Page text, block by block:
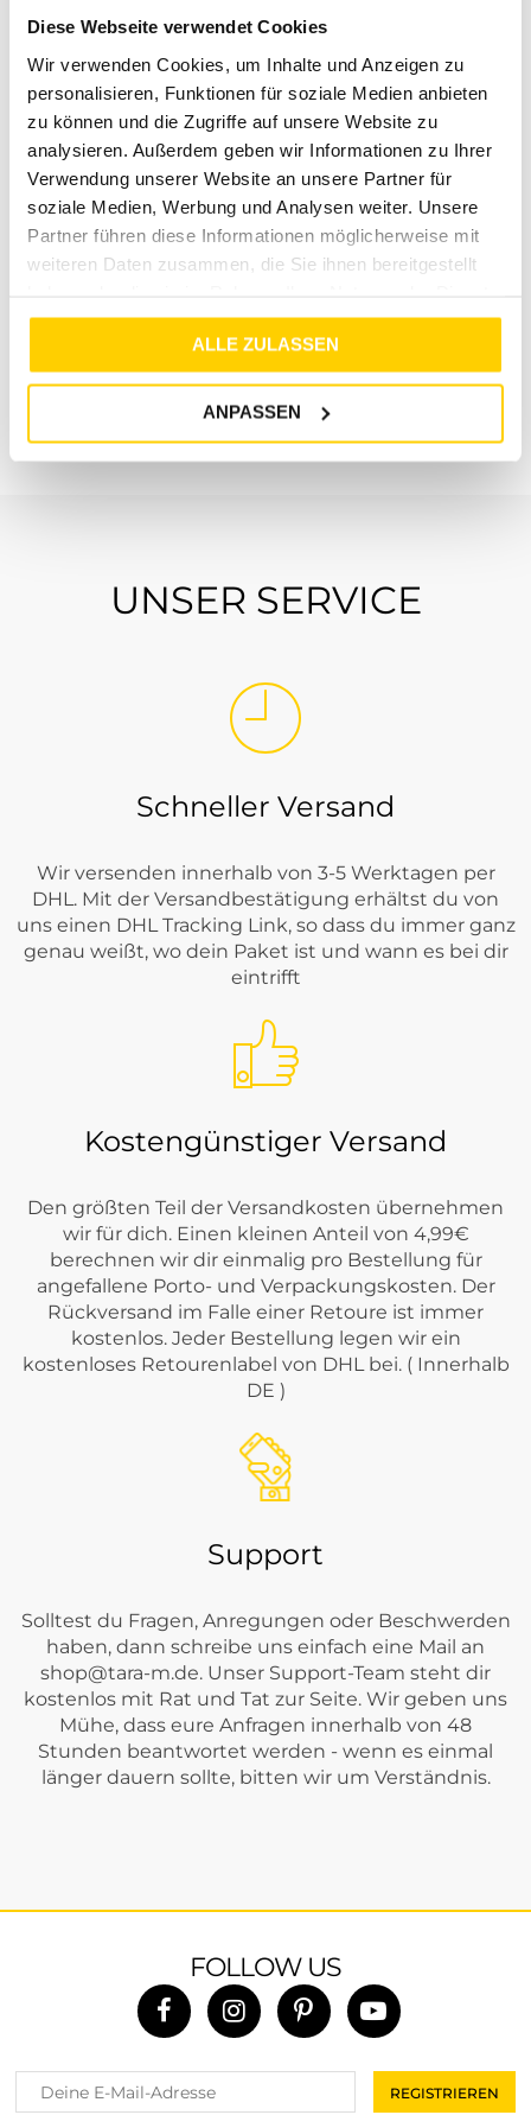
Diese Webseite verwendet Cookies
Wir verwenden Cookies, um Inhalte und Anzeigen zu
personalisieren, Funktionen für soziale Medien anbieten
zu können und die Zugriffe auf unsere Website zu
analysieren. Außerdem geben wir Informationen zu Ihrer
Verwendung unserer Website an unsere Partner für
soziale Medien, Werbung und Analysen weiter. Unsere
Partner führen diese Informationen möglicherweise mit
weiteren Daten zusammen, die Sie ihnen bereitgestellt
gesammelt haben.
ALLE ZULASSEN
ANPASSEN
25%
15203946 WALNUT
99
19%
ONLCALY LIFE HW PB WIDE CROP PNT NOOS BLACK 1
€
UNSER SERVICE
Schneller Versand
Wir versenden innerhalb von 3-5 Werktagen per
DHL. Mit der Versandbestätigung erhältst du von
uns einen DHL Tracking Link, so dass du immer ganz
genau weißt, wo dein Paket ist und wann es bei dir
eintrifft
Kostengünstiger Versand
Den größten Teil der Versandkosten übernehmen
wir für dich. Einen kleinen Anteil von 4,99€
berechnen wir dir einmalig pro Bestellung für
angefallene Porto- und Verpackungskosten. Der
Rückversand im Falle einer Retoure ist immer
kostenlos. Jeder Bestellung legen wir ein
kostenloses Retourenlabel von DHL bei. ( Innerhalb
DE )
Support
Solltest du Fragen, Anregungen oder Beschwerden
haben, dann schreibe uns einfach eine Mail an
shop@tara-m.de. Unser Support-Team steht dir
kostenlos mit Rat und Tat zur Seite. Wir geben uns
Mühe, dass eure Anfragen innerhalb von 48
Stunden beantwortet werden - wenn es einmal
länger dauern sollte, bitten wir um Verständnis.
FOLLOW US